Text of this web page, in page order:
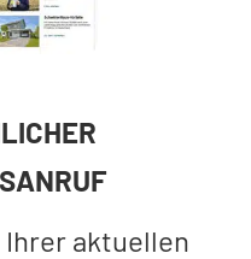
aktuellen